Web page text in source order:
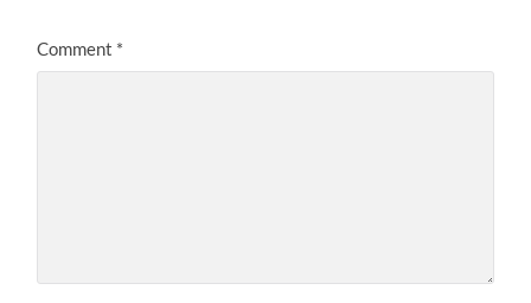
Comment *